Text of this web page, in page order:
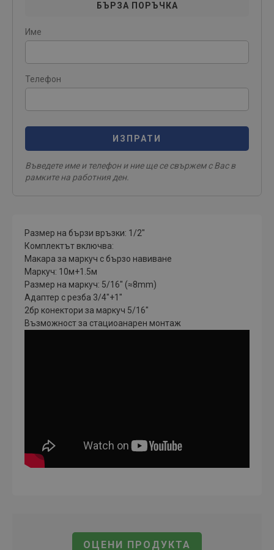
БЪРЗА ПОРЪЧКА
Име
Телефон
ИЗПРАТИ
Въведете име и телефон и ние ще се свържем с Вас в
рамките на работния ден.
ОЦЕНИ ПРОДУКТА
Размер на бързи връзки: 1/2"
Комплектът включва:
Макара за маркуч с бързо навиване
Маркуч: 10м+1.5м
Размер на маркуч: 5/16" (≈8mm)
Адаптер с резба 3/4"+1"
2бр конектори за маркуч 5/16"
Възможност за стациоанарен монтаж